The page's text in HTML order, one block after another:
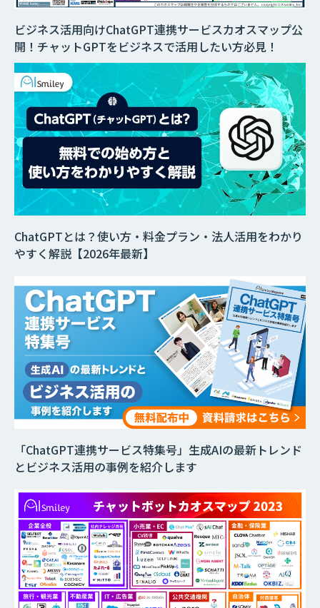
ChatGPTとは？使い方・料金プラン・法人活用をわかり
やすく解説【2026年最新】
「ChatGPT連携サービス特集号」生成AIの最新トレンド
とビジネス活用の事例を紹介します
ビジネス活用向けChatGPT連携サービスカオスマップ公
開！チャットGPTをビジネスで活用したい方必見！